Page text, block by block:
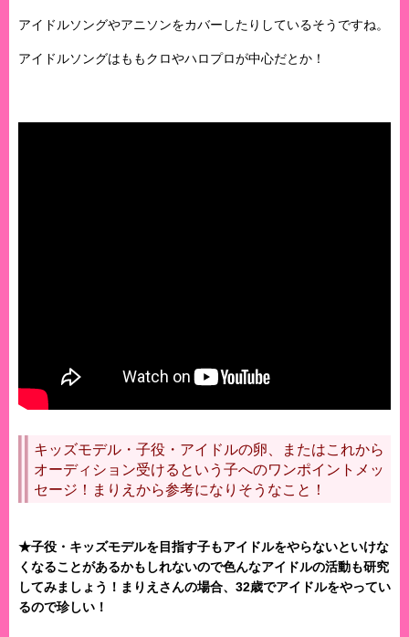
アイドルソングやアニソンをカバーしたりしているそうですね。
アイドルソングはももクロやハロプロが中心だとか！
キッズモデル・子役・アイドルの卵、またはこれから
オーディション受けるという子へのワンポイントメッ
セージ！まりえから参考になりそうなこと！
★子役・キッズモデルを目指す子もアイドルをやらないといけな
くなることがあるかもしれないので色んなアイドルの活動も研究
してみましょう！まりえさんの場合、32歳でアイドルをやってい
るので珍しい！